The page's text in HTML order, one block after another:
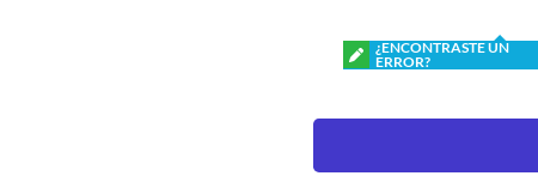
¿ENCONTRASTE UN
ERROR?